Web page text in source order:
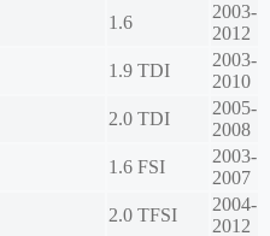
1.6
2003-
2012
1.9 TDI
2003-
2010
2.0 TDI
2005-
2008
1.6 FSI
2003-
2007
2.0 TFSI
2004-
2012